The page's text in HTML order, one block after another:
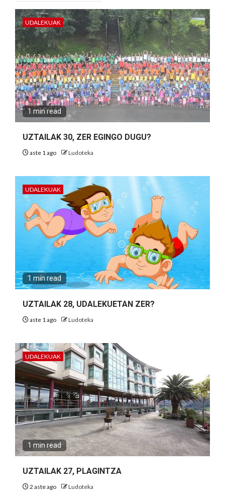
UDALEKUAK
1 min read
UZTAILAK 30, ZER EGINGO DUGU?
aste 1 ago Ludoteka
UDALEKUAK
1 min read
UZTAILAK 28, UDALEKUETAN ZER?
aste 1 ago Ludoteka
UDALEKUAK
1 min read
UZTAILAK 27, PLAGINTZA
2 aste ago Ludoteka